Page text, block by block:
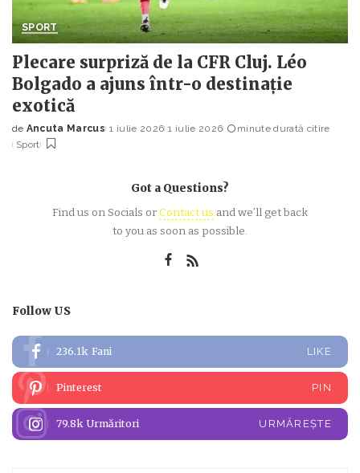
SPORT
Plecare surpriză de la CFR Cluj. Léo
Bolgado a ajuns într-o destinație
exotică
Posted
by
de Ancuta Marcus 1 iulie 2026 1 iulie 2026
minute durată citire
Sport
Got a Questions?
Find us on Socials orContact us and we’ll get back
to you as soon as possible.
Follow US
236.1k Fani LIKE
Pinterest PIN
79.8k Urmăritori URMĂREȘTE